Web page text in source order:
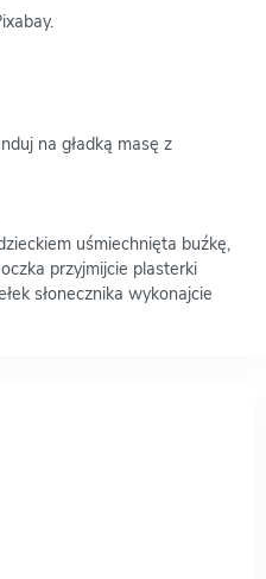
na gładką masę z
uśmiechnięta buźkę,
przyjmijcie plasterki
słonecznika wykonajcie